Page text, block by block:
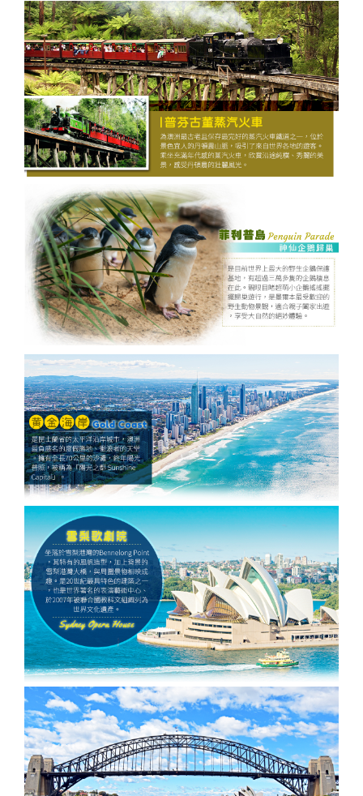
酒
樹冰
桃園
出
發．
山陰
山
陽．
四國
秘境
桃園
出
發．
北海
道．
破冰
船．
北海
道機
加酒
台中
出
發．
北海
道．
楓紅
北
國．
雪白
國度
台中
出
發．
京阪
神．
立山
黑
東京
富士
山．
東北
台中
出
發．
四國
境．
州．
福岡
機加
酒
台中
出
發．
沖繩
機加
酒．
六人
小團
高雄
出
發．
東
京．
日本
東
北．
大阪
機加
酒
【來去
【來去
【沖繩
【嗨玩
【四國
【獨家
中釜玩
麗水】
星球水
族館、
順天灣
國家園
林、
LUGE
渠道滑
車+纜
車、泰
迪熊博
物館、
伽倻主
題公園
+韓服
體驗
+塗鴉
秀、韓
式下午
茶五天
（升等
３晚五
花酒
店）
《不走
人蔘
+保肝
店》
【心動
釜山玩
麗水】
LUGE
渠道滑
車+纜
車、泰
迪熊博
物館、
巨濟
島、海
金剛船
遊、天
空膠囊
列車、
加耶主
題公
園、長
腳蟹吃
到飽五
天（五
花麗水
酒店１
晚+釜
山五花
酒店２
晚）
《不走
人蔘、
保肝》
【暑假
樂樂濟
州鬥陣
行】濟
州鐵軌
自行車
（四人
一臺）
泰迪熊
王國、
跆拳武
藝秀、
東邊松
堂童話
村、駱
駝體驗
五天
（升等
２晚五
花酒
店）
《不走
人蔘
+保
肝》
【德威
航空、
高雄飛
濟州】
【中釜
帶您嗨
翻釜
山】渠
道滑車
+纜
車、海
車、加
耶主題
公園
+韓服
體驗、
水果大
福
DIY+韓
服體驗
+韓式
下午茶
六天
《不走
人蔘保
肝》
（再升
等１晚
五花酒
店）
【星宇
航空、
【玩釜
耶主題
公園
+韓服
體驗
+塗鴉
釜山天
際線斜
坡滑車
+纜
車、水
果大福
DIY+韓
服體驗
+韓式
下午茶
五天
（升等
１晚五
花酒
店）
《不走
人蔘、
保肝》
【星宇
航空、
谷
桃園
出
發．
九寨
溝．
稻城
亞丁
桃園
出
發．
雲
南．
昆大
麗．
貴州
桃園
出
發．
張家
界．
重
慶．
長江
三
峽．
恩施
大峽
谷
桃園
出
發．
江
南．
黃
山．
桃園
出
發．
北
貝加
桃園
出
發．
內
蒙．
哈爾
濱．
北極
村
桃園
出
發．
絲
路．
南北
疆．
西藏
【遊遍
中國自
由行】
重慶張
#台中
直飛成
都【遇
見中國
#台中
直飛成
都【遊
遍中國
【遊遍
中國自
由行】
重慶南
【遊遍
中國自
由行】
重慶武
桃園
出
發．
長灘
島．
海盜
船
桃園
出
發．
薄荷
島．
宿霧
高雄
出
發．
峴
港．
六人
小團
【邂逅
峴港】
優雅在
峴四星
版六日
（奧黛
體驗、
龍蝦饗
宴、無
購物、
無自理
餐、
VIP通
關）6
人成行
【越捷
航空、
台中直
飛】
【虎力
全開夯
玩峴
港】巴
拿山一
票玩到
底、纜
車佛手
橋纜車
來回、
會安古
鎮．世
界文化
遺產、
迦南島
竹桶
船、網
紅下午
茶五天
（全程
入住當
【來去
長灘】
長灘島
機加
酒、自
由行五
日
【菲律
賓航
空、2
人成
行】
【萬象
暹邏】
頂泰豐
曼谷五
星酒店
五日
（獨家
亞特蘭
蒂斯郵
輪男模
秀、希
爾頓下
午茶、
綠山國
家公
園、東
芭樂
園）
【星宇
航空、
桃園出
發峴慢
悠法式
城堡】
巴拿山
一票玩
到底、
佛手橋
纜車來
回、迦
南島竹
桶船、
魅力峴
港秀
會、會
安燈籠
古鎮五
天（入
住巴拿
山法式
城堡酒
【知南
行易】
魅力雙
城－雪
梨+黃
８日～
歌劇院
入內、
雙城遊
船、螃
蟹河生
態、無
尾熊抱
抱（中
華航
空）
【知南
行易】
希爾頓
假期、
東澳全
覽９日
～入住
五星希
爾頓飯
店１
晚、雙
遊船、
加贈雪
梨夜遊
【知南
行易】
食在好
味
3.0、
東澳９
日～廚
師帽餐
廳、全
覽三
城、加
贈雪梨
夜遊
【知南
行易】
新一品
紐西蘭
１０天
獎、南
北島、
冰河峽
灣（紐
西蘭航
空）
【知南
行易】
莉雪９
日～金
饗宴、
徒步美
食地
圖、登
三塔暢
英國
匈
波
蘭．
愛沙
尼
亞．
拉脫
維
亞．
立陶
宛
【魅力
歐洲】
法比荷
～最愛
羅浮
宮、特
色三遊
船、絕
美羊角
村、運
河風車
城８日
【玩美
加族】
臥谷長
榮歡樂
美西９
日～優
勝美
地、大
峽谷國
家公
園、羚
羊峽
谷、環
球影城
（舊金
山進／
洛杉磯
【國航
假期】
波蘭波
羅的海
三小國
（立陶
宛、拉
脫維
亞、愛
沙尼
亞）１
０天
【玩美
加族】
臥谷長
榮奇幻
美西９
日～錫
安、布
萊斯、
優勝美
地、大
峽谷國
家公
園、羚
羊峽谷
（洛杉
磯進／
舊金山
【魅力
歐洲】
德瑞冰
雪鐵力
士山、
德國童
話城
堡、黃
金景觀
快線、
世界遺
產旅行
１０日
【麗星
郵輪】
探索星
號～石
垣島海
上遊３
天２夜
港出
發）
【麗星
郵輪】
探索星
號～那
霸、石
垣假期
４天３
夜（基
隆港出
發）
【歐亞
玩家】
地中海
郵輪假
期榮耀
號～宮
古島、
沖繩、
石垣島
自主遊
５天
（基隆
出發）
【歐亞
玩家】
2026
詩歌極
境星旅
～MSC
阿拉斯
奇航１
１日（
早鳥優
惠實施
中 ）
【歐亞
玩家】
文明與
自然的
東地中
海十六
（MSC
和諧
號、義
大利、
克羅埃
希臘、
蒙特內
哥羅、
斯洛維
尼亞）
【來去
金門】
戰地三
日遊
（台中
出發
） 華
【遨遊
台灣】
去馬祖
卡蹓、
暢遊
南、北
竿三日
( 台中
出發 )
【樂遊
金門】
山后民
俗文化
村、建
功嶼、
痛風海
鮮餐三
日（
華信、
立榮
）6人
成行、
北中南
出發
【艾玩
大小
金】金
門摩西
分海、
太武
山、豪
宴三天
（台中
出發
）華信
航空
【璀璨
大小
金】金
門摩西
豪華全
牛宴四
發 ）
全程無
自理餐